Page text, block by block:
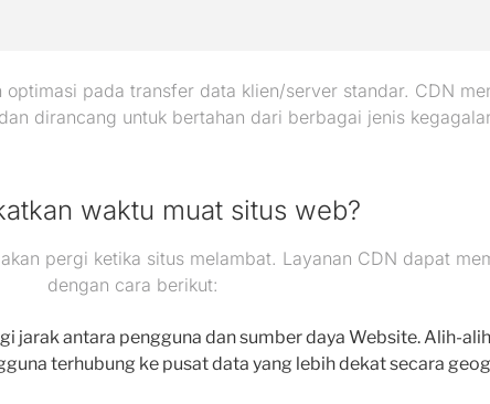
pada transfer data klien/server standar. CDN
dirancang untuk bertahan dari berbagai jenis
waktu muat situs web?
pergi ketika situs melambat. Layanan CDN dapat
dengan cara berikut:
antara pengguna dan sumber daya Website. Alih-
terhubung ke pusat data yang lebih dekat secara